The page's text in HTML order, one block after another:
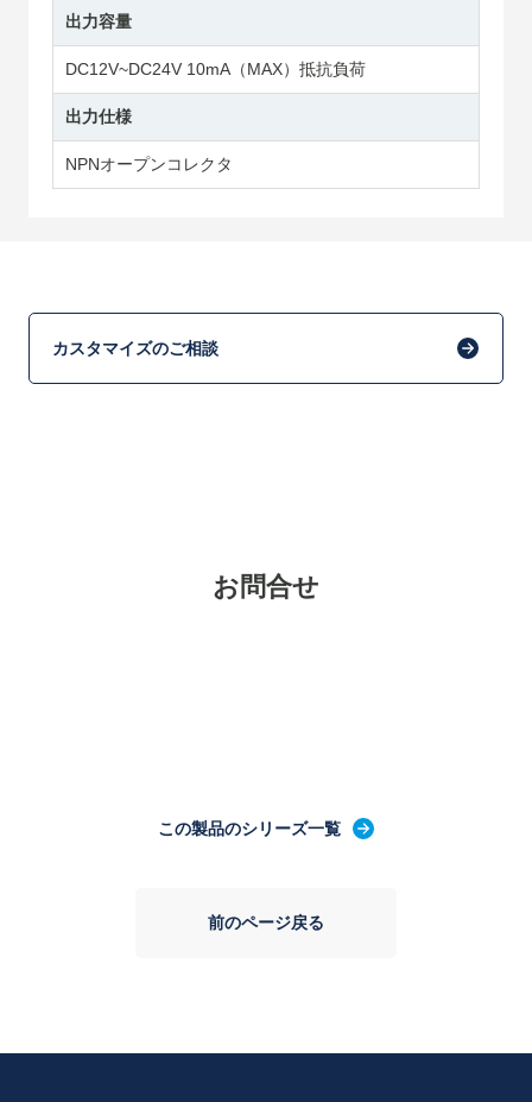
出力容量
DC12V~DC24V 10mA（MAX）抵抗負荷
出力仕様
NPNオープンコレクタ
カスタマイズのご相談
お問合せ
この製品のシリーズ一覧
前のページ戻る